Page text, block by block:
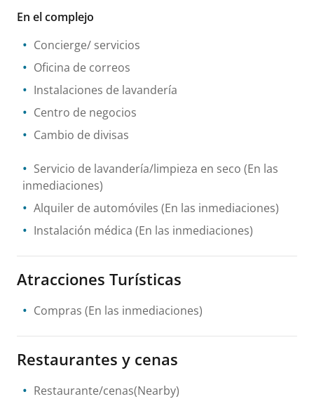
En el complejo
Concierge/ servicios
Oficina de correos
Instalaciones de lavandería
Centro de negocios
Cambio de divisas
Servicio de lavandería/limpieza en seco (En las
inmediaciones)
Alquiler de automóviles (En las inmediaciones)
Instalación médica (En las inmediaciones)
Atracciones Turísticas
Compras (En las inmediaciones)
Restaurantes y cenas
Restaurante/cenas(Nearby)